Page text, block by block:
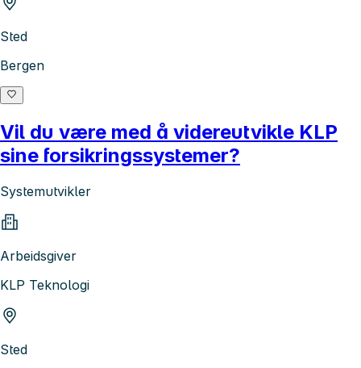
Sted
Bergen
Vil du være med å videreutvikle KLP
sine forsikringssystemer?
Systemutvikler
Arbeidsgiver
KLP Teknologi
Sted